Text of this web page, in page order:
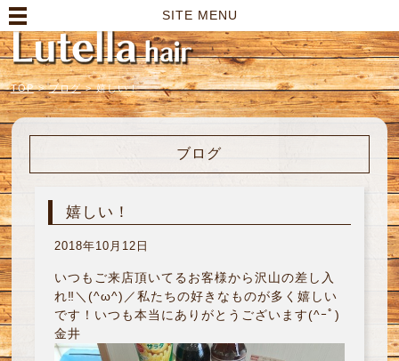
SITE MENU
TOP > ブログ > 嬉しい！
ブログ
嬉しい！
2018年10月12日
いつもご来店頂いてるお客様から沢山の差し入
れ‼︎＼(^ω^)／私たちの好きなものが多く嬉しい
です！いつも本当にありがとうございます(^ｰﾟ)
金井